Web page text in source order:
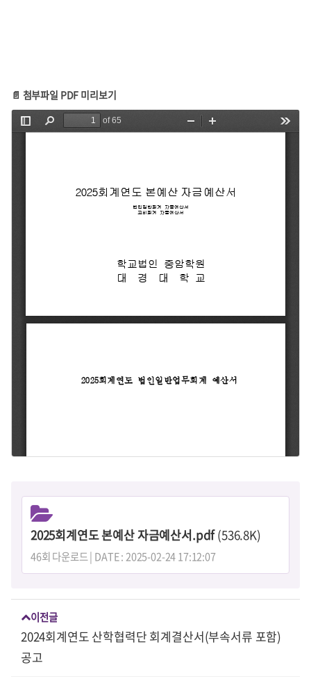
📄 첨부파일 PDF 미리보기
2025회계연도 본예산 자금예산서.pdf(536.8K)
46회 다운로드 | DATE : 2025-02-24 17:12:07
이전글
2024회계연도 산학협력단 회계결산서(부속서류 포함)
공고